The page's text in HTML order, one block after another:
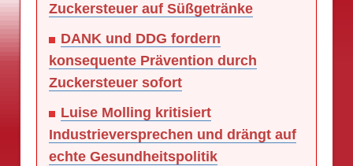
Zuckersteuer auf Süßgetränke
DANK und DDG fordern
konsequente Prävention durch
Zuckersteuer sofort
Luise Molling kritisiert
Industrieversprechen und drängt auf
echte Gesundheitspolitik